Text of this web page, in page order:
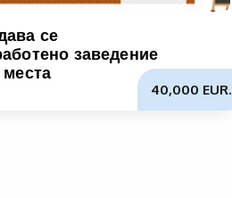
се
заведение
40,000 EUR.